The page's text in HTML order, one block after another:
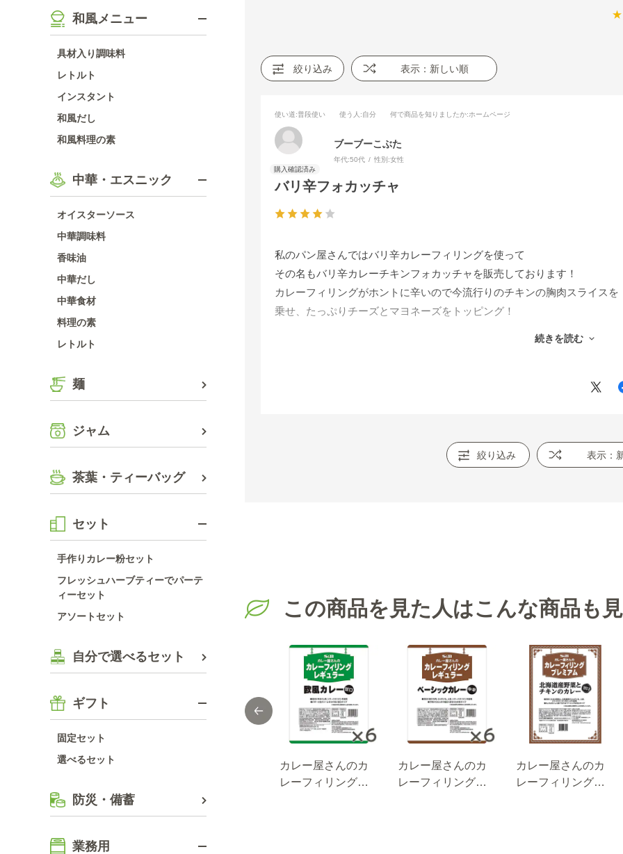
和風メニュー
具材入り調味料
レトルト
インスタント
和風だし
和風料理の素
中華・エスニック
オイスターソース
中華調味料
香味油
中華だし
中華食材
料理の素
レトルト
麺
ジャム
茶葉・ティーバッグ
セット
手作りカレー粉セット
フレッシュハーブティーでパーテ
ィーセット
アソートセット
自分で選べるセット
ギフト
固定セット
選べるセット
防災・備蓄
業務用
★
絞り込み 表示：新しい順
バリ辛フォカッチャ
使い道:普段使い 使う人 :自分 何で商品を知りましたか:ホームページ
ブーブーこぶた
年代:50代 性別:女性
私のパン屋さんではバリ辛カレーフィリングを使って
その名もバリ辛カレーチキンフォカッチャを販売しております！
カレーフィリングがホントに辛いので今流行りのチキンの胸肉スライスを
乗せ、たっぷりチーズとマヨネーズをトッピング！
続きを読む
絞り込み 表示：
この商品を見た人はこんな商品も
大勝軒監修スパイ
１ＫＧ×１２袋（１
ケース）
カレー屋さんのカ
レーフィリングレ
カレー屋さんのカ
レーフィリングレ
カレー屋さんのカ
レーフィリングプ